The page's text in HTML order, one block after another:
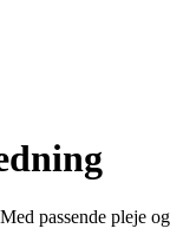
passende